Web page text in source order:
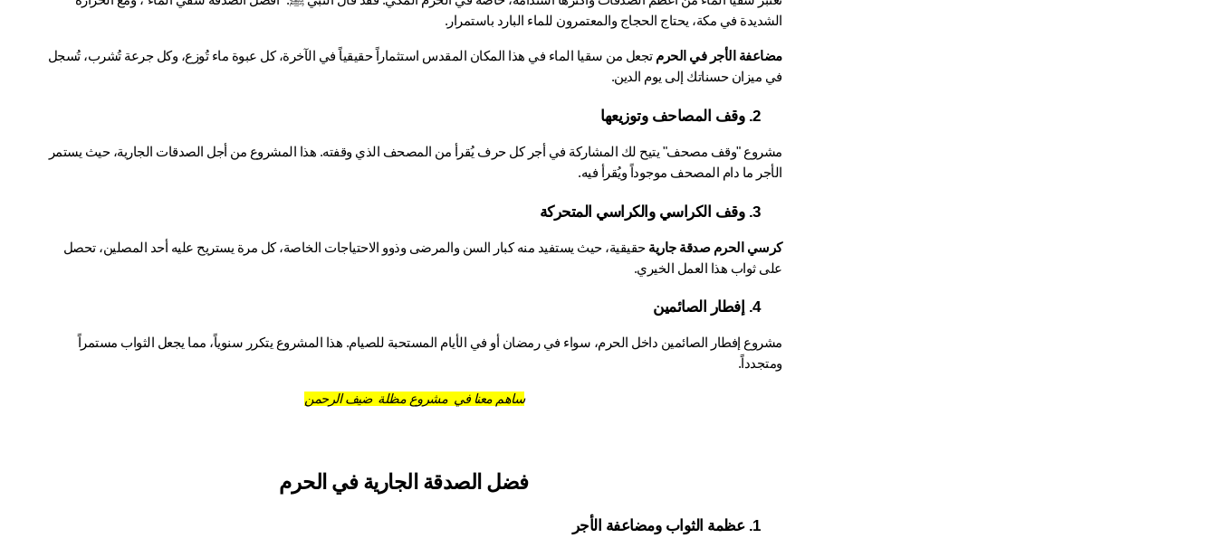
الشديدة في مكة، يحتاج الحجاج والمعتمرون للماء البارد باستمرار.
مضاعفة الأجر في الحرم
في ميزان حسناتك إلى يوم الدين.
2. وقف المصاحف وتوزيعها
الأجر ما دام المصحف موجوداً ويُقرأ فيه.
3. وقف الكراسي والكراسي المتحركة
كرسي الحرم صدقة جارية
على ثواب هذا العمل الخيري.
4. إفطار الصائمين
ومتجدداً.
ساهم معنا في مشروع مظلة ضيف الرحمن
فضل الصدقة الجارية في الحرم
1. عظمة الثواب ومضاعفة الأجر